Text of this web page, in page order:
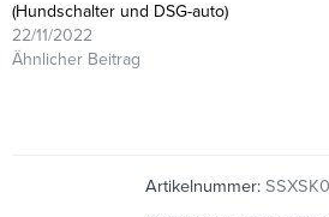
(Hundschalter und DSG-auto)
22/11/2022
Ähnlicher Beitrag
Artikelnummer: